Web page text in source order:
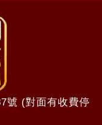
號 (對面有收費停